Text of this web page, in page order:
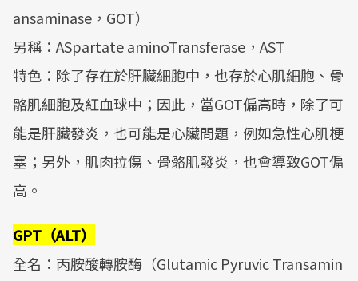
ansaminase，GOT）
另稱：ASpartate aminoTransferase，AST
特色：除了存在於肝臟細胞中，也存於心肌細胞、骨
骼肌細胞及紅血球中；因此，當GOT偏高時，除了可
能是肝臟發炎，也可能是心臟問題，例如急性心肌梗
塞；另外，肌肉拉傷、骨骼肌發炎，也會導致GOT偏
高。
GPT（ALT）
全名：丙胺酸轉胺酶（Glutamic Pyruvic Transamin